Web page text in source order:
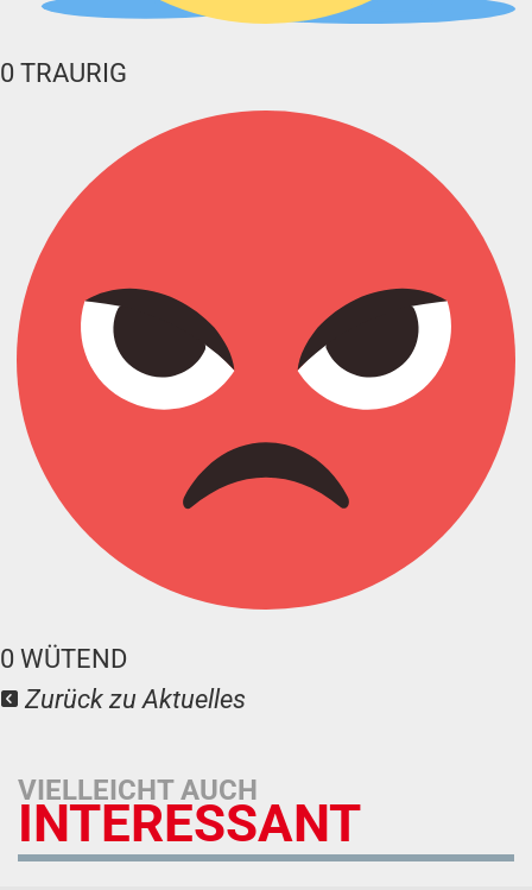
0 TRAURIG
0 WÜTEND
Zurück zu Aktuelles
VIELLEICHT AUCH
INTERESSANT